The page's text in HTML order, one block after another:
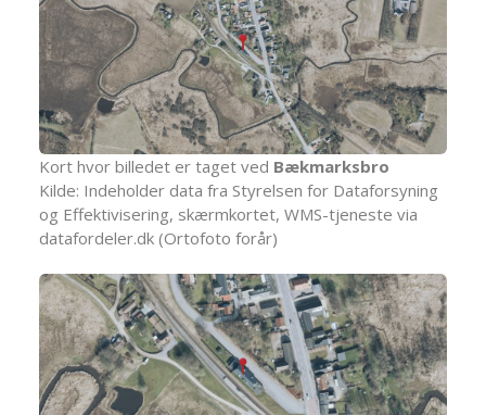
Kort hvor billedet er taget ved Bækmarksbro
Kilde: Indeholder data fra Styrelsen for Dataforsyning
og Effektivisering, skærmkortet, WMS-tjeneste via
datafordeler.dk (Ortofoto forår)